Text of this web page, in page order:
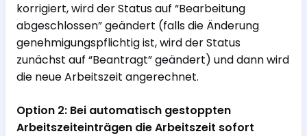
korrigiert, wird der Status auf “Bearbeitung
abgeschlossen” geändert (falls die Änderung
genehmigungspflichtig ist, wird der Status
zunächst auf “Beantragt” geändert) und dann wird
die neue Arbeitszeit angerechnet.
Option 2: Bei automatisch gestoppten
Arbeitszeiteinträgen die Arbeitszeit sofort